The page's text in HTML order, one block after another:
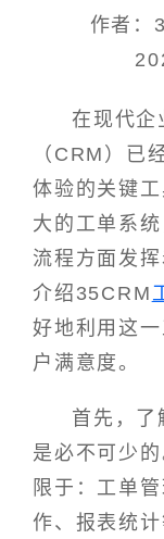
作者
在现代企
（CRM）已
体验的关键
大的工单系
流程方面发
介绍35CRM
好地利用这
户满意度。
首先，
是必不可少
限于：工单
作、报表统